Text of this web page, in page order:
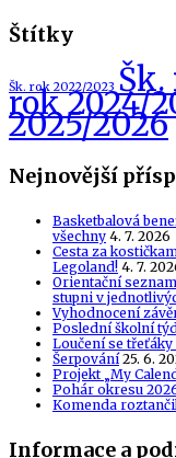
Štítky
Šk. rok 2022/2023 Šk.
rok 2024/
2025/2026
Nejnovější
Basketbalová
všechny 4. 7. 2026
Cesta za
Legoland! 4. 7.
Orientační
stupni v
Vyhodnocení
Poslední školní
Loučení se třeťáky
Šerpování 25. 6.
Projekt „My
Pohár okresu
Komenda
Informace a